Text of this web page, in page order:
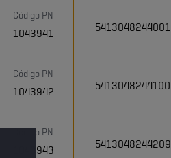
Código PN
1043941 5413048244001
Código PN
1043942 5413048244100
Código PN
1043943 5413048244209